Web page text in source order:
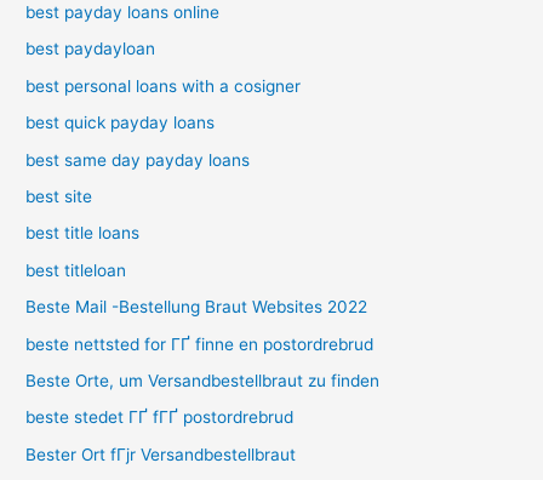
best payday loans online
best paydayloan
best personal loans with a cosigner
best quick payday loans
best same day payday loans
best site
best title loans
best titleloan
Beste Mail -Bestellung Braut Websites 2022
beste nettsted for ГҐ finne en postordrebrud
Beste Orte, um Versandbestellbraut zu finden
beste stedet ГҐ fГҐ postordrebrud
Bester Ort fГјr Versandbestellbraut